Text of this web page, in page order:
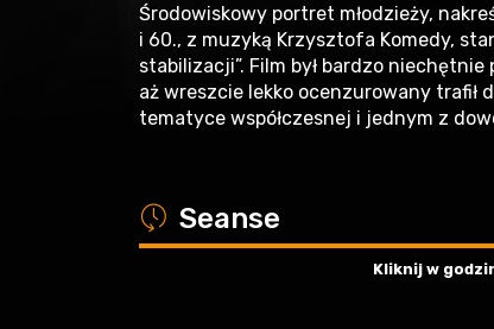
Środowiskowy portret młodzieży,
i 60., z muzyką Krzysztofa Komedy,
stabilizacji”. Film był bardzo
aż wreszcie lekko ocenzurowany trafił
tematyce współczesnej i jednym z
a Seanse
Kliknij w